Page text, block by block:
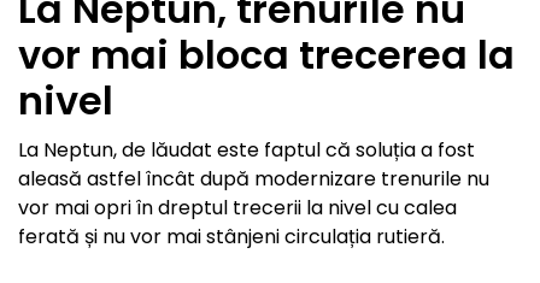
vor mai bloca trecerea la
nivel
La Neptun, de lăudat este faptul că soluția a fost
aleasă astfel încât după modernizare trenurile nu
vor mai opri în dreptul trecerii la nivel cu calea
ferată și nu vor mai stânjeni circulația rutieră.